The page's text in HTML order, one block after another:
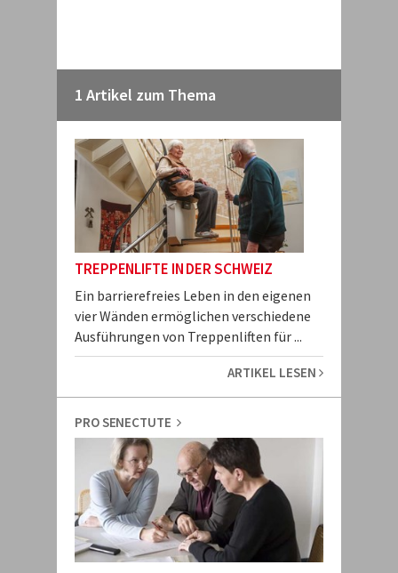
1 Artikel zum Thema
TREPPENLIFTE IN DER SCHWEIZ
Ein barrierefreies Leben in den eigenen
vier Wänden ermöglichen verschiedene
Ausführungen von Treppenliften für ...
ARTIKEL LESEN
PRO SENECTUTE